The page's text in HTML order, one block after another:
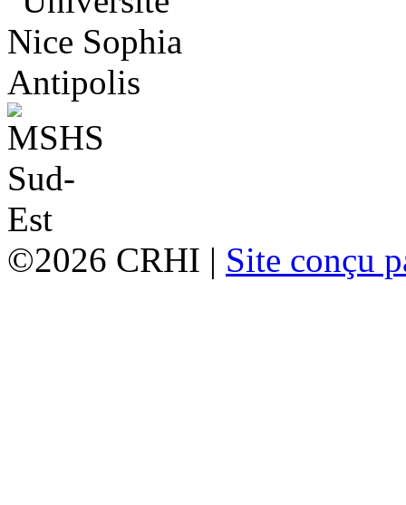
©2026 CRHI | Site conçu